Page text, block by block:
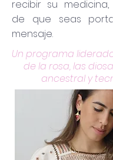
recibir su
de que seas
mensaje.
Un programa
de la rosa, las
ancestral y